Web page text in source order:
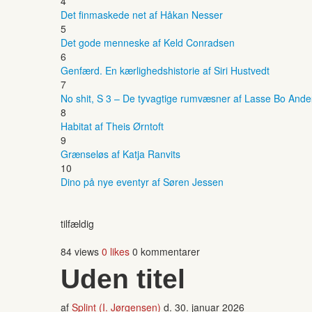
Det finmaskede net af Håkan Nesser
5
Det gode menneske af Keld Conradsen
6
Genfærd. En kærlighedshistorie af Siri Hustvedt
7
No shit, S 3 – De tyvagtige rumvæsner af Lasse Bo
8
Habitat af Theis Ørntoft
9
Grænseløs af Katja Ranvits
10
Dino på nye eventyr af Søren Jessen
tilfældig
84 views 0 likes 0 kommentarer
Uden titel
af Splint (I. Jørgensen) d. 30. januar 2026